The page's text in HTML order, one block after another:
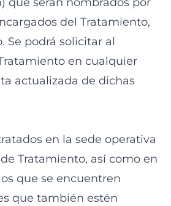
del Tratamiento,
Se podrá solicitar al
en cualquier
actualizada de dichas
en la sede operativa
Tratamiento, así como en
que se encuentren
que también estén